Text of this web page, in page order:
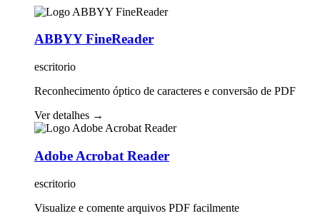
ABBYY FineReader
escritorio
Reconhecimento óptico de caracteres e conversão de PDF
Ver detalhes →
Adobe Acrobat Reader
escritorio
Visualize e comente arquivos PDF facilmente